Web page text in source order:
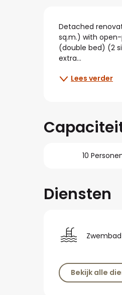
Detached
sq.m.) with
(double bed) (2
extra...
Lees verder
10
Diensten
Zwembad
Bekijk alle